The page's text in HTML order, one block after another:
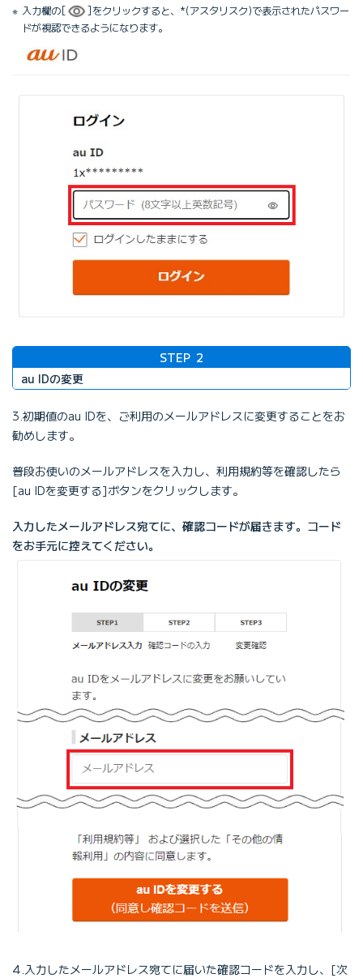
入力欄の[
]をクリックすると、*(アスタリスク)で表示されたパスワー
ドが視認できるようになります。
STEP 2
au IDの変更
3.初期値のau IDを、ご利用のメールアドレスに変更することをお
勧めします。
普段お使いのメールアドレスを入力し、利用規約等を確認したら
[au IDを変更する]ボタンをクリックします。
入力したメールアドレス宛てに、確認コードが届きます。コード
をお手元に控えてください。
4.入力したメールアドレス宛てに届いた確認コードを入力し、[次